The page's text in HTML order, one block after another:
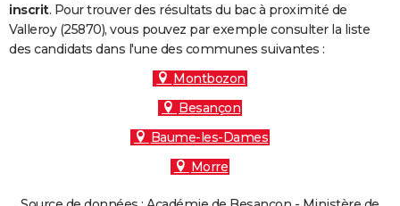
FORUM
inscrit. Pour trouver des résultats du bac à proximité de
Valleroy (25870), vous pouvez par exemple consulter la liste
des candidats dans l'une des communes suivantes :
Montbozon
Besançon
Baume-les-Dames
Morre